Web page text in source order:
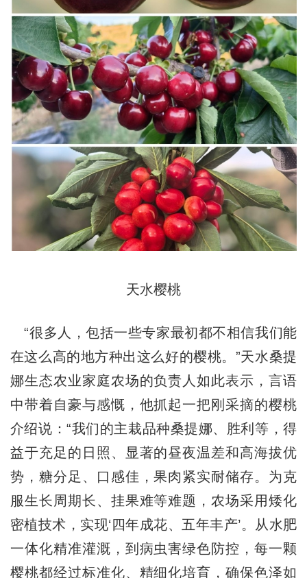
天水樱桃
“很多人，包括一些专家最初都不相信我们能
在这么高的地方种出这么好的樱桃。”天水桑提
娜生态农业家庭农场的负责人如此表示，言语
中带着自豪与感慨，他抓起一把刚采摘的樱桃
介绍说：“我们的主栽品种桑提娜、胜利等，得
益于充足的日照、显著的昼夜温差和高海拔优
势，糖分足、口感佳，果肉紧实耐储存。为克
服生长周期长、挂果难等难题，农场采用矮化
密植技术，实现‘四年成花、五年丰产’。从水肥
一体化精准灌溉，到病虫害绿色防控，每一颗
樱桃都经过标准化、精细化培育，确保色泽如